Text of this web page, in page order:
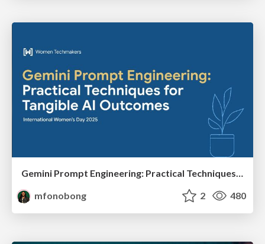
Gemini Prompt Engineering: Practical Techniques for Tangible AI Outcomes
mfonobong
2 480